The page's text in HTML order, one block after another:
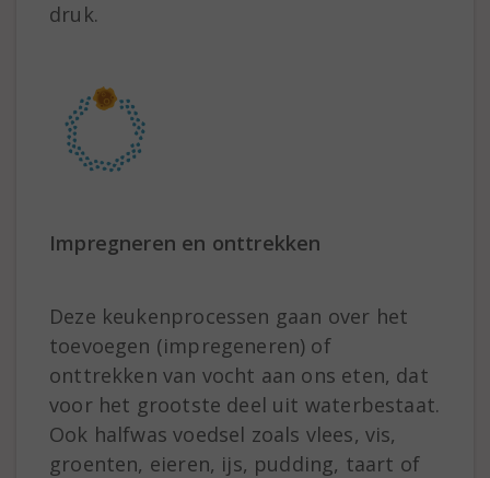
druk.
Impregneren en onttrekken
Deze keukenprocessen gaan over het
toevoegen (impregeneren) of
onttrekken van vocht aan ons eten, dat
voor het grootste deel uit waterbestaat.
Ook halfwas voedsel zoals vlees, vis,
groenten, eieren, ijs, pudding, taart of